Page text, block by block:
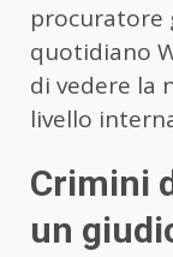
procuratore
quotidiano
di vedere la
livello
Crimini
un